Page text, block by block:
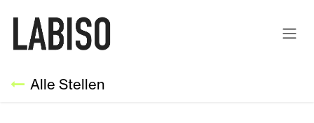
Alle Stellen